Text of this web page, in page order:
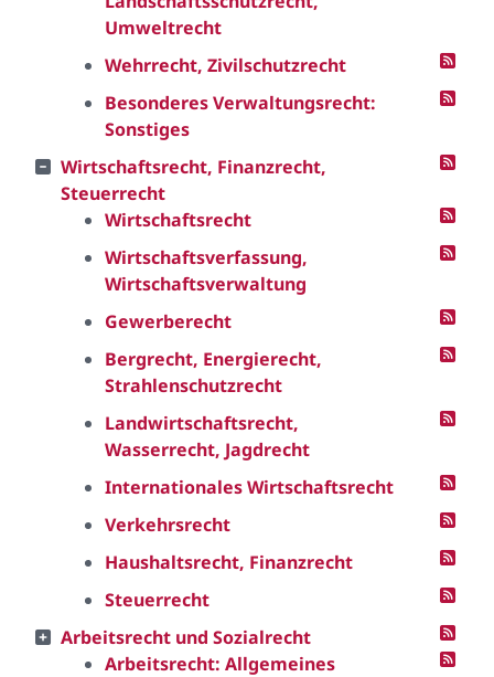
Umweltrecht
Wehrrecht, Zivilschutzrecht
Besonderes Verwaltungsrecht:
Sonstiges
Wirtschaftsrecht, Finanzrecht,
Steuerrecht
Wirtschaftsrecht
Wirtschaftsverfassung,
Wirtschaftsverwaltung
Gewerberecht
Bergrecht, Energierecht,
Strahlenschutzrecht
Landwirtschaftsrecht,
Wasserrecht, Jagdrecht
Internationales Wirtschaftsrecht
Verkehrsrecht
Haushaltsrecht, Finanzrecht
Steuerrecht
Arbeitsrecht und Sozialrecht
Arbeitsrecht: Allgemeines